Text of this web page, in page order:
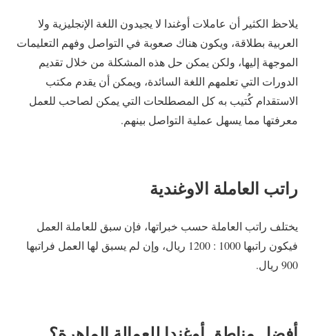
يلاحظ الكثير أن عاملات أوغندا لا يجيدون اللغة الإنجليزية ولا
العربية بطلاقة، ويكون هناك صعوبة في التواصل وفهم التعليمات
الموجهة إليها، ولكن يمكن حل هذه المشكلة من خلال تقديم
الدورات التي تعلمهم اللغة السائدة، ويمكن أن يقدم مكتب
الاستقدام كُتيب به كل المصطلحات التي يمكن لصاحب للعمل
معرفتها مما يسهل عملية التواصل بينهم.
راتب العاملة الاوغندية
يختلف راتب العاملة حسب خبراتها، فإن سبق للعاملة العمل
فيكون راتبها 1000 : 1200 ريال، وإن لم يسبق لها العمل فراتبها
900 ريال.